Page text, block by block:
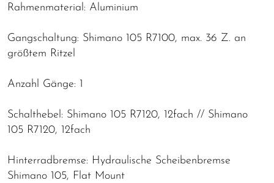
Rahmenmaterial: Aluminium
Gangschaltung: Shimano 105 R7100, max. 36 Z. an
größtem Ritzel
Anzahl Gänge: 1
Schalthebel: Shimano 105 R7120, 12fach // Shimano
105 R7120, 12fach
Hinterradbremse: Hydraulische Scheibenbremse
Shimano 105, Flat Mount